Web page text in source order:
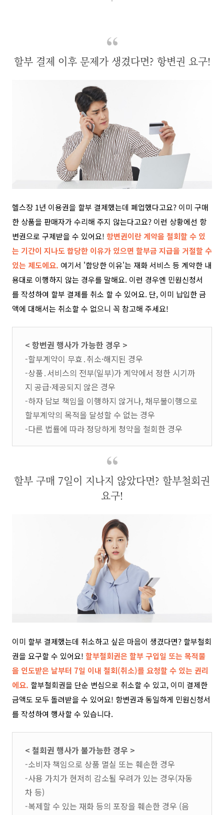
할부 결제 이후 문제가 생겼다면? 항변권 요구!
헬스장 1년 이용권을 할부 결제했는데 폐업했다고요? 이미 구매
한 상품을 판매자가 수리해 주지 않는다고요? 이런 상황에선 항
변권으로 구제받을 수 있어요! 항변권이란 계약을 철회할 수 있
는 기간이 지나도 합당한 이유가 있으면 할부금 지급을 거절할 수
있는 제도에요. 여기서 '합당한 이유'는 재화 서비스 등 계약한 내
용대로 이행하지 않는 경우를 말해요. 이런 경우엔 민원신청서
를 작성하여 할부 결제를 취소 할 수 있어요. 단, 이미 납입한 금
액에 대해서는 취소할 수 없으니 꼭 참고해 주세요!
< 항변권 행사가 가능한 경우 >
-할부계약이 무효․취소·해지된 경우
-상품․서비스의 전부(일부)가 계약에서 정한 시기까
지 공급·제공되지 않은 경우
-하자 담보 책임을 이행하지 않거나, 채무불이행으로
할부계약의 목적을 달성할 수 없는 경우
-다른 법률에 따라 정당하게 청약을 철회한 경우
할부 구매 7일이 지나지 않았다면? 할부철회권
요구!
이미 할부 결제했는데 취소하고 싶은 마음이 생겼다면? 할부철회
권을 요구할 수 있어요! 할부철회권은 할부 구입일 또는 목적물
을 인도받은 날부터 7일 이내 철회(취소)를 요청할 수 있는 권리
에요. 할부철회권을 단순 변심으로 취소할 수 있고, 이미 결제한
금액도 모두 돌려받을 수 있어요! 항변권과 동일하게 민원신청서
를 작성하여 행사할 수 있습니다.
< 철회권 행사가 불가능한 경우 >
-소비자 책임으로 상품 멸실 또는 훼손한 경우
-사용 가치가 현저히 감소될 우려가 있는 경우(자동
차 등)
-복제할 수 있는 재화 등의 포장을 훼손한 경우 (음